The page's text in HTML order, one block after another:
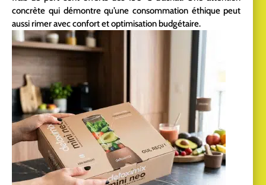
concrète qui démontre qu’une consommation éthique peut
aussi rimer avec confort et optimisation budgétaire.